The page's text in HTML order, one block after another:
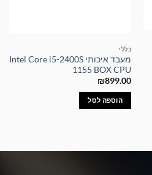
כללי
מעבד איכותי Intel Core i5-2400S
1155 BOX CPU
₪899.00
הוספה לסל